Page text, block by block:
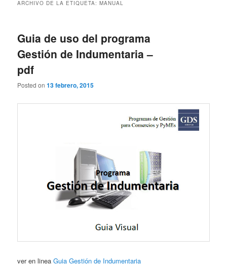
ARCHIVO DE LA ETIQUETA:MANUAL
Guia de uso del programa
Gestión de Indumentaria –
pdf
Posted on13 febrero, 2015
ver en lineaGuia Gestión de Indumentaria